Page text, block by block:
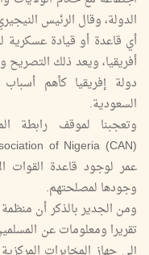
الدولة، وقال الرئيس
أي قاعدة أو قيادة
أفريقيا، ويعد ذلك
دولة إفريقيا كأهم
السعودية.
عمر لوجود قاعدة القوات
وجودها لمصلحتهم.
ومن الجدير بالذكر أن
تقريرا ومعلومات عن